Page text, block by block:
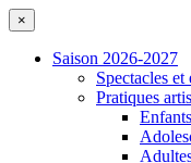
×
Saison 2026-2027
Spectacles
Pratiques